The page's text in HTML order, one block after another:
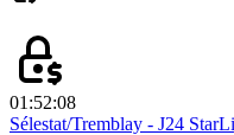
01:52:08
Sélestat/Tremblay - J24